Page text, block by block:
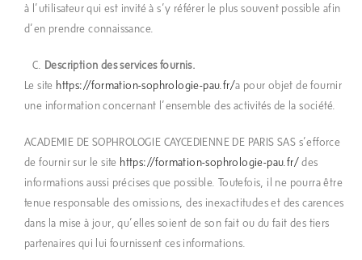
à l’utilisateur qui est invité à s’y référer le plus souvent possible afin
d’en prendre connaissance.
Description des services fournis.
Le site https://formation-sophrologie-pau.fr/a pour objet de fournir
une information concernant l’ensemble des activités de la société.
ACADEMIE DE SOPHROLOGIE CAYCEDIENNE DE PARIS SAS s’efforce
de fournir sur le site https://formation-sophrologie-pau.fr/ des
informations aussi précises que possible. Toutefois, il ne pourra être
tenue responsable des omissions, des inexactitudes et des carences
dans la mise à jour, qu’elles soient de son fait ou du fait des tiers
partenaires qui lui fournissent ces informations.